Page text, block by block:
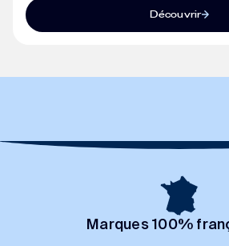
Découvrir
Marques 100%